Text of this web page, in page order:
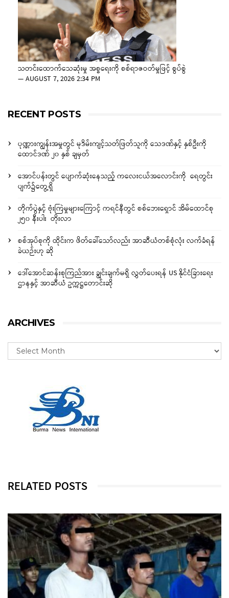
သတင်းထောက်သေဆုံးမှု အစ္စရေးကို စစ်ရာဇဝတ်မှုဖြင့် စွပ်စွဲ
—AUGUST 7, 2026 2:34 PM
RECENT POSTS
ပုဏ္ဏားကျွန်းအမှုတွင် မုဒိမ်းကျင့်သတ်ဖြတ်သူကို သေဒဏ်နှင့် နှစ်ဦးကို
ထောင်ဒဏ် ၂၀ နှစ် ချမှတ်
အောင်ပန်းတွင် ပျောက်ဆုံးနေသည့် ကလေးငယ်အလောင်းကို ရေတွင်း
ပျက်၌တွေ့ရှိ
တိုက်ပွဲနှင့် ဗုံးကြဲမှုများကြောင့် ကရင်နီတွင် စစ်ဘေးရှောင် အိမ်ထောင်စု
၂၅၀ နီးပါး တိုးလာ
စစ်အုပ်စုကို ထိုင်းက ဖိတ်ခေါ်သော်လည်း အာဆီယံတစ်စုံလုံး လက်ခံရန်
ခဲယဉ်းဟု ဆို
ဒေါ်အောင်ဆန်းစုကြည်အား ချွင်းချက်မရှိ လွှတ်ပေးရန် US နိုင်ငံခြားရေး
ဌာနနှင့် အာဆီယံ ဥက္ကဋ္ဌတောင်းဆို
ARCHIVES
RELATED POSTS